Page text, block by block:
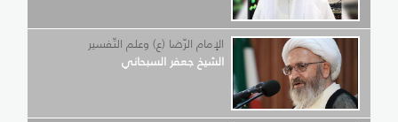
الإمام الرّضا (ع) وعلم التّفسير
الشيخ جعفر السبحاني